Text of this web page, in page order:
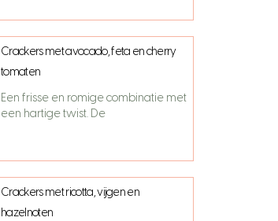
Crackers met avocado, feta en cherry
tomaten
Een frisse en romige combinatie met
een hartige twist. De
Crackers met ricotta, vijgen en
hazelnoten